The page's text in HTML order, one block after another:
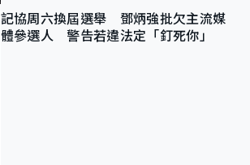
記協周六換屆選舉 鄧炳強批欠主流媒
體參選人 警告若違法定「釘死你」